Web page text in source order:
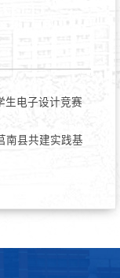
生电子设计竞赛
县共建实践基